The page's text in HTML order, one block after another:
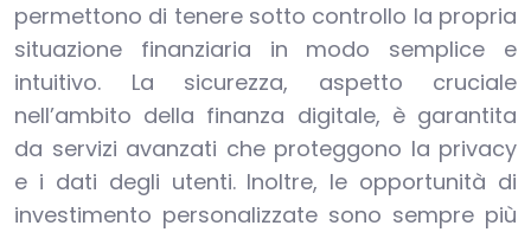
permettono di tenere sotto controllo la propria
situazione finanziaria in modo semplice e
intuitivo. La sicurezza, aspetto cruciale
nell’ambito della finanza digitale, è garantita
da servizi avanzati che proteggono la privacy
e i dati degli utenti. Inoltre, le opportunità di
investimento personalizzate sono sempre più